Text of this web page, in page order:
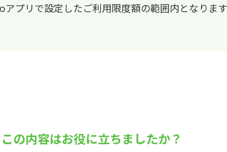
プリで設定したご利用限度額の範囲内となります
この内容はお役に立ちましたか？